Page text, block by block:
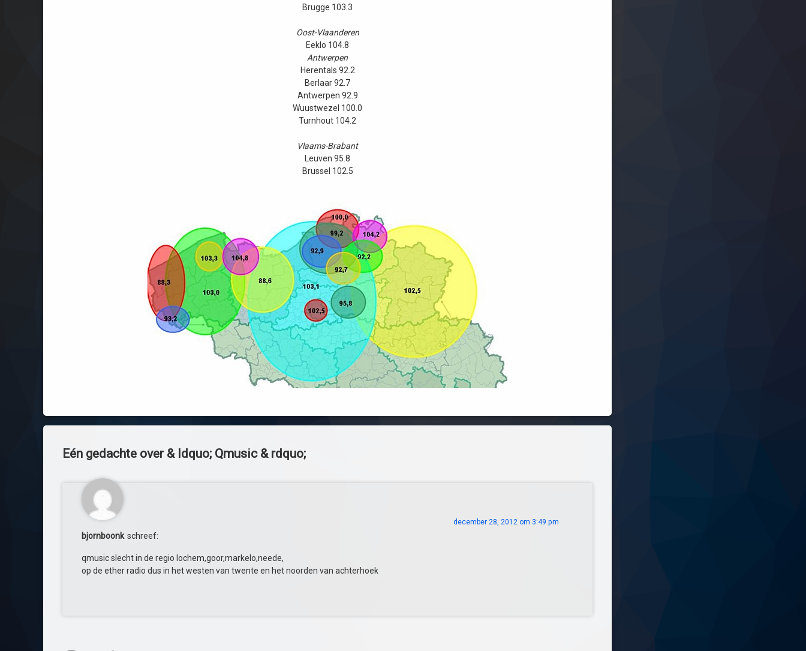
Brugge 103.3
Oost-Vlaanderen
Eeklo 104.8
Antwerpen
Herentals 92.2
Berlaar 92.7
Antwerpen 92.9
Wuustwezel 100.0
Turnhout 104.2
Vlaams-Brabant
Leuven 95.8
Brussel 102.5
Eén gedachte over & ldquo; Qmusic& rdquo;
bjornboonk schreef:
december 28, 2012 om 3:49 pm
qmusic slecht in de regio lochem,goor,markelo,neede,
op de ether radio dus in het westen van twente en het noorden van achterhoek